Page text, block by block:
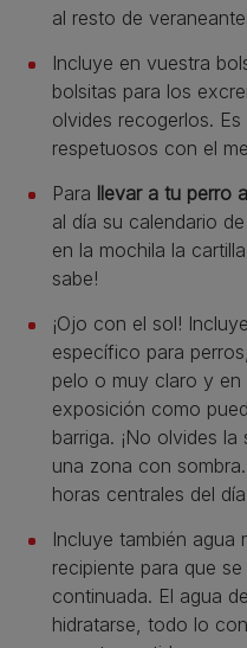
al resto de
Incluye en vuestra
bolsitas para los
olvides recogerlos.
respetuosos con el
Para llevar a tu perro
al día su calendario
en la mochila la
sabe!
¡Ojo con el sol!
específico para
pelo o muy claro y
exposición como
barriga. ¡No olvides
una zona con
horas centrales del
Incluye también agua
recipiente para que
continuada. El agua
hidratarse, todo lo